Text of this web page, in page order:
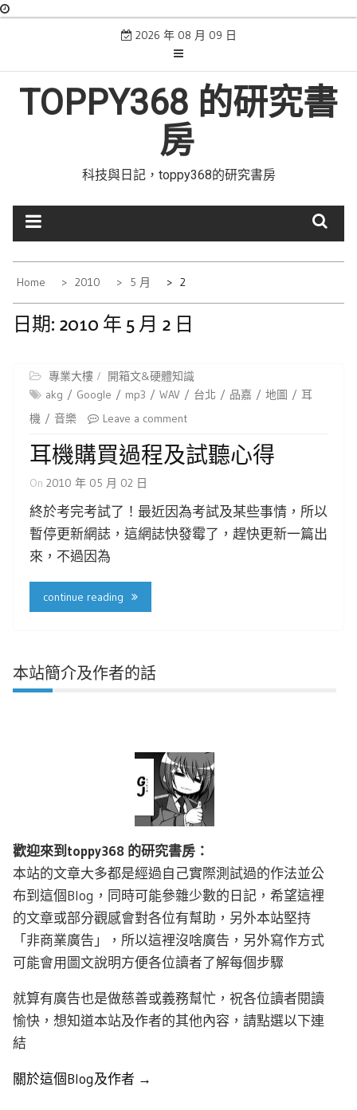
2026 年 08 月 09 日
TOPPY368 的研究書
房
科技與日記，toppy368的研究書房
Home 2010 5 月 2
日期: 2010 年 5 月 2 日
專業大樓
開箱文&硬體知識
akg
Google mp3 WAV 台北 品嘉 地圖
耳
機
音樂 Leave a comment
耳機購買過程及試聽心得
On 2010 年 05 月 02 日
終於考完考試了！最近因為考試及某些事情，所以
暫停更新網誌，這網誌快發霉了，趕快更新一篇出
來，不過因為
continue reading
本站簡介及作者的話
歡迎來到toppy368 的研究書房：
本站的文章大多都是經過自己實際測試過的作法並公
布到這個Blog，同時可能參雜少數的日記，希望這裡
的文章或部分觀感會對各位有幫助，另外本站堅持
「非商業廣告」，所以這裡沒啥廣告，另外寫作方式
可能會用圖文說明方便各位讀者了解每個步驟
就算有廣告也是做慈善或義務幫忙，祝各位讀者閱讀
愉快，想知道本站及作者的其他內容，請點選以下連
結
關於這個Blog及作者 →